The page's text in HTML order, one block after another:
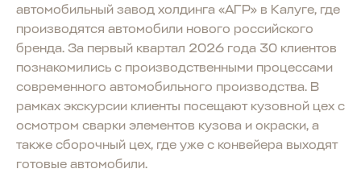
автомобильный завод холдинга «АГР» в Калуге, где
производятся автомобили нового российского
бренда. За первый квартал 2026 года 30 клиентов
познакомились с производственными процессами
современного автомобильного производства. В
рамках экскурсии клиенты посещают кузовной цех с
осмотром сварки элементов кузова и окраски, а
также сборочный цех, где уже с конвейера выходят
готовые автомобили.